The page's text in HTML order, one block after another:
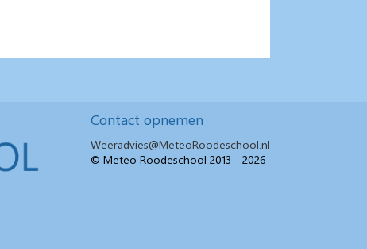
Contact opnemen
Weeradvies@MeteoRoodeschool.nl
© Meteo Roodeschool 2013 - 2026